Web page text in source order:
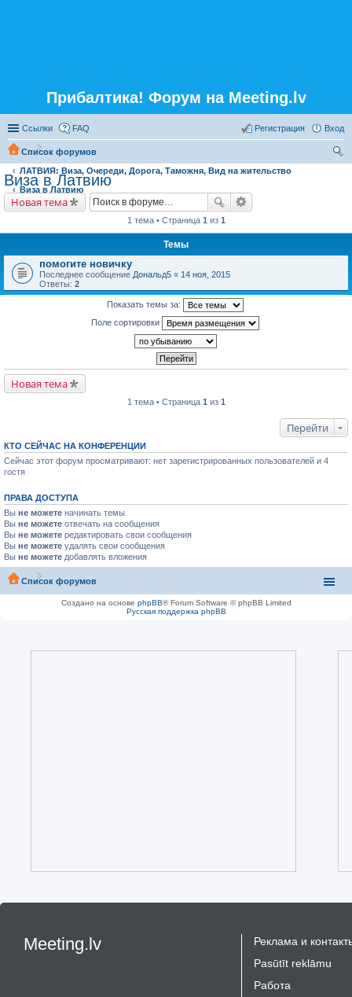
Прибалтика! Форум на Meeting.lv
Ссылки FAQ Вход
Регистрация
Список форумов
ЛАТВИЯ: Виза, Очереди, Дорога, Таможня, Вид на жительство
Виза в Латвию
Виза в Латвию
Новая тема
1 тема • Страница 1 из 1
Темы
помогите новичку
Последнее сообщение Дональд5 « 14 ноя, 2015
Ответы: 2
Показать темы за:
Поле сортировки
Новая тема
1 тема • Страница 1 из 1
Перейти
КТО СЕЙЧАС НА КОНФЕРЕНЦИИ
Сейчас этот форум просматривают: нет зарегистрированных пользователей и 4
гостя
ПРАВА ДОСТУПА
Вы не можете начинать темы
Вы не можете отвечать на сообщения
Вы не можете редактировать свои сообщения
Вы не можете удалять свои сообщения
Вы не можете добавлять вложения
Список форумов
Создано на основе phpBB® Forum Software © phpBB Limited
Русская поддержка phpBB
Meeting.lv
Реклама и
Pasūtīt reklāmu
Работа